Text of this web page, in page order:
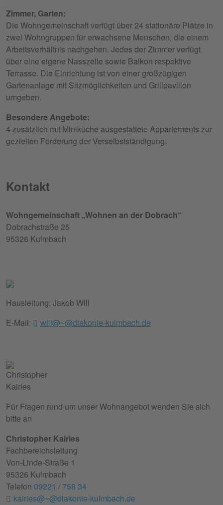
Zimmer, Garten:
Die Wohngemeinschaft verfügt über 24 stationäre Plätze in
zwei Wohngruppen für erwachsene Menschen, die einem
Arbeitsverhältnis nachgehen. Jedes der Zimmer verfügt
über eine eigene Nasszelle sowie Balkon respektive
Terrasse. Die Einrichtung ist von einer großzügigen
Gartenanlage mit Sitzmöglichkeiten und Grillpavillon
umgeben.
Besondere Angebote​​​​​​​:
4 zusätzlich mit Miniküche ausgestattete Appartements zur
gezielten Förderung der Verselbstständigung.
Kontakt
Wohngemeinschaft „Wohnen an der Dobrach“
Dobrachstraße 25
95326 Kulmbach
Hausleitung: Jakob Will
E-Mail:
will@~@diakonie-kulmbach.de
Für Fragen rund um unser Wohnangebot wenden Sie sich
bitte an
Christopher Kairies
Fachbereichsleitung
Von-Linde-Straße 1
95326 Kulmbach
Telefon 09221 / 758 34
kairies@~@diakonie-kulmbach.de